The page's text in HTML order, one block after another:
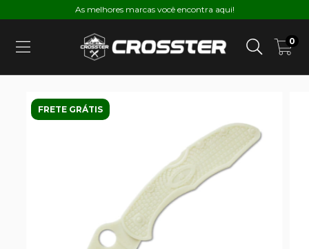
As melhores marcas você encontra aqui!
0
FRETE GRÁTIS